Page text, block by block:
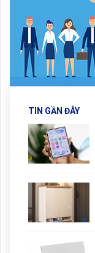
TIN GẦN ĐÂY